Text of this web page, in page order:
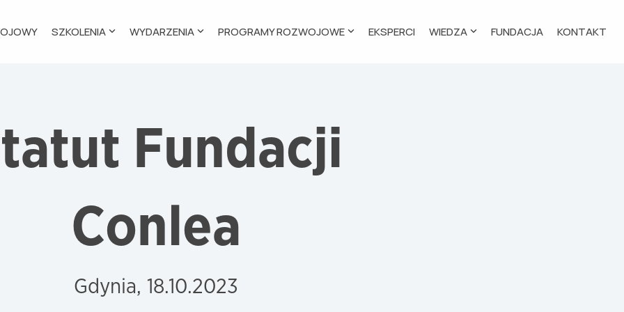
SZKOLENIA WYDARZENIA PROGRAMY ROZWOJOWE EKSPERCI WIEDZA FUNDACJA KONTAKT
2
2
Testing 2
Fundacji
Conlea
Gdynia, 18.10.2023